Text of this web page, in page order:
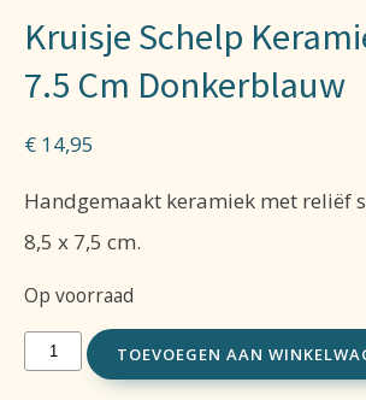
Kruisje Schelp
7.5 Cm Donkerblauw
€ 14,95
Handgemaakt keramiek met reliëf
8,5 x 7,5 cm.
Op voorraad
Kruisje
TOEVOEGEN AAN